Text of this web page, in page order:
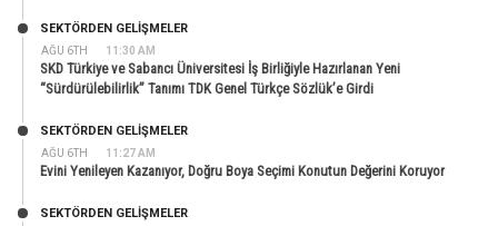
AĞU 6TH 11:30 AM
SEKTÖRDEN GELIŞMELER
SKD Türkiye ve Sabancı Üniversitesi İş Birliğiyle Hazırlanan Yeni
“Sürdürülebilirlik” Tanımı TDK Genel Türkçe Sözlük’e Girdi
AĞU 6TH 11:27 AM
SEKTÖRDEN GELIŞMELER
Evini Yenileyen Kazanıyor, Doğru Boya Seçimi Konutun Değerini Koruyor
SEKTÖRDEN GELIŞMELER